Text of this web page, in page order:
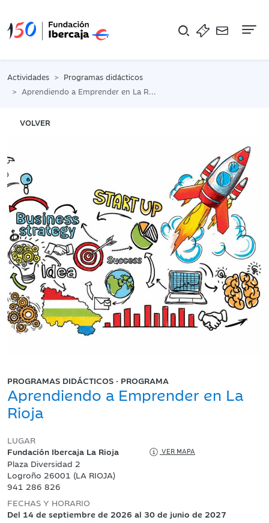
Actividades
Programas didácticos
Aprendiendo a Emprender en La Rioja
VOLVER
PROGRAMAS DIDÁCTICOS · PROGRAMA
Aprendiendo a Emprender en La
Rioja
LUGAR
Fundación Ibercaja La Rioja
VER MAPA
Plaza Diversidad 2
Logroño 26001 (LA RIOJA)
941 286 826
FECHAS Y HORARIO
Del 14 de septiembre de 2026 al 30 de junio de 2027